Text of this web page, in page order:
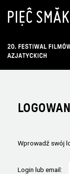
Wprowadź swój
Login lub email: